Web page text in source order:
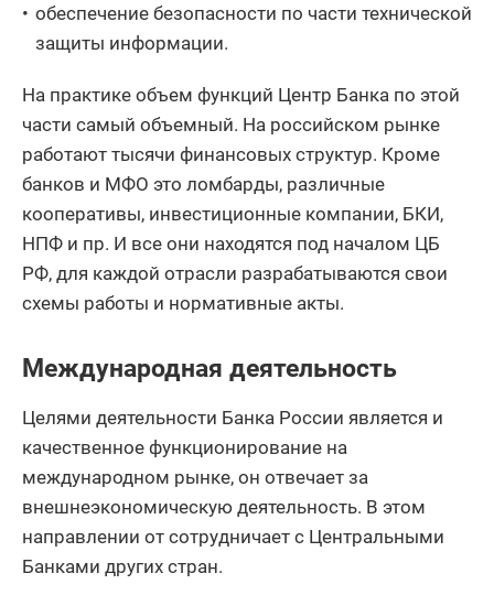
обеспечение безопасности по части технической
защиты информации.
На практике объем функций Центр Банка по этой
части самый объемный. На российском рынке
работают тысячи финансовых структур. Кроме
банков и МФО это ломбарды, различные
кооперативы, инвестиционные компании, БКИ,
НПФ и пр. И все они находятся под началом ЦБ
РФ, для каждой отрасли разрабатываются свои
схемы работы и нормативные акты.
Международная деятельность
Целями деятельности Банка России является и
качественное функционирование на
международном рынке, он отвечает за
внешнеэкономическую деятельность. В этом
направлении от сотрудничает с Центральными
Банками других стран.